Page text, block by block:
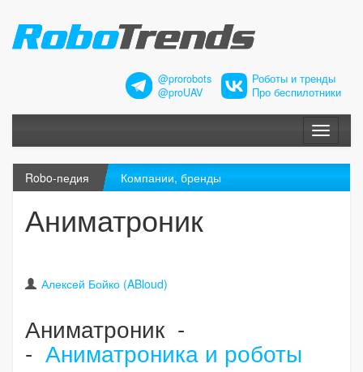
@prorobots
@proUAV
Роботы и тренды
Про беспилотники
Меню
Robo-педия Компании, бренды
Аниматроник
Алексей Бойко (ABloud)
Аниматроник -
- Аниматроника и роботы